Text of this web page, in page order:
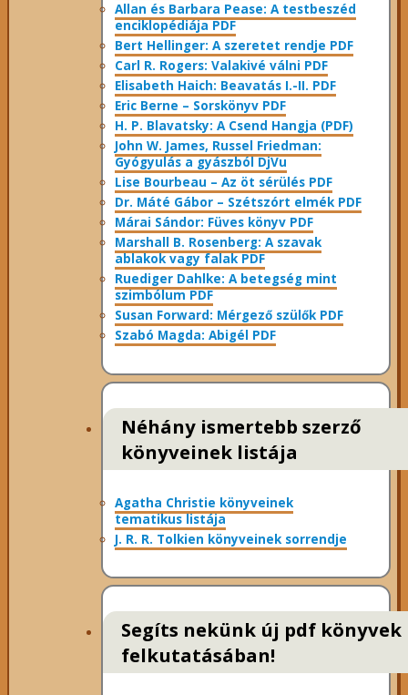
Allan és Barbara Pease: A testbeszéd
enciklopédiája PDF
Bert Hellinger: A ​szeretet rendje PDF
Carl R. Rogers: Valakivé válni PDF
Elisabeth Haich: Beavatás I.-II. PDF
Eric Berne – Sorskönyv PDF
H. P. Blavatsky: A Csend Hangja (PDF)
John W. James, Russel Friedman:
Gyógyulás a gyászból DjVu
Lise Bourbeau – Az öt sérülés PDF
Dr. Máté Gábor – Szétszórt elmék PDF
Márai Sándor: Füves könyv PDF
Marshall B. Rosenberg: A szavak
ablakok vagy falak PDF
Ruediger Dahlke: A betegség mint
szimbólum PDF
Susan Forward: Mérgező szülők PDF
Szabó Magda: Abigél PDF
Néhány ismertebb szerző
könyveinek listája
Agatha Christie könyveinek
tematikus listája
J. R. R. Tolkien könyveinek sorrendje
Segíts nekünk új pdf könyvek
felkutatásában!